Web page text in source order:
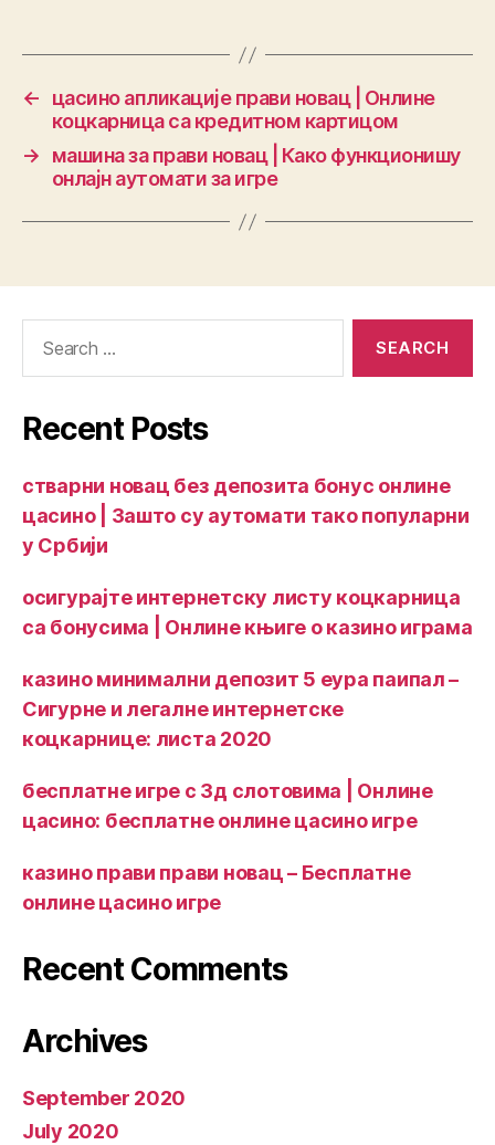
←
цасино апликације прави новац | Онлине
коцкарница са кредитном картицом
→
машина за прави новац | Како функционишу
онлајн аутомати за игре
Recent Posts
стварни новац без депозита бонус онлине
цасино | Зашто су аутомати тако популарни
у Србији
осигурајте интернетску листу коцкарница
са бонусима | Онлине књиге о казино играма
казино минимални депозит 5 еура паипал –
Сигурне и легалне интернетске
коцкарнице: листа 2020
бесплатне игре с 3д слотовима | Онлине
цасино: бесплатне онлине цасино игре
казино прави прави новац – Бесплатне
онлине цасино игре
Recent Comments
Archives
September 2020
July 2020